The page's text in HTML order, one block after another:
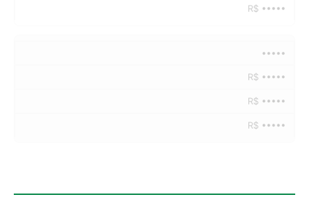
R$ •••••
•••••
R$ •••••
R$ •••••
R$ •••••